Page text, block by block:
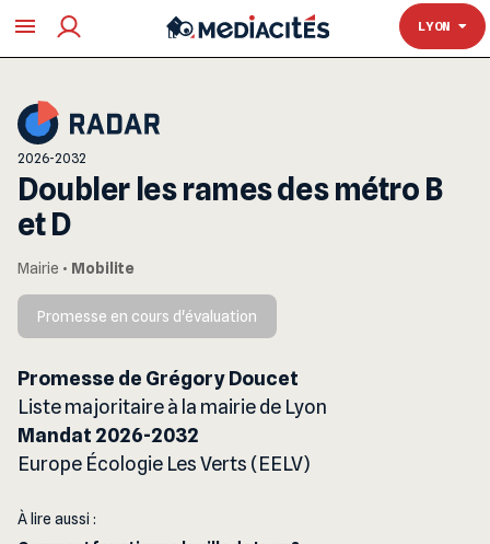
LYON
TOULOUSE
2026-2032
Doubler les rames des métro B
et D
Mairie • Mobilite
Promesse en cours d'évaluation
Promesse de Grégory Doucet
Liste majoritaire à la mairie de Lyon
Mandat 2026-2032
Europe Écologie Les Verts (EELV)
À lire aussi :